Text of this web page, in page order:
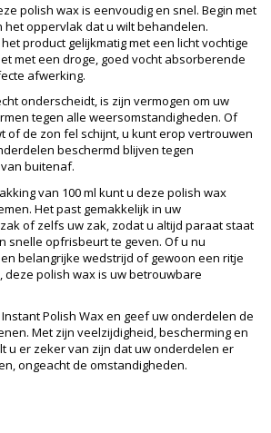
polish wax is eenvoudig en snel. Begin met
het oppervlak dat u wilt behandelen.
product gelijkmatig met een licht vochtige
met een droge, goed vocht absorberende
afwerking.
onderscheidt, is zijn vermogen om uw
tegen alle weersomstandigheden. Of
of de zon fel schijnt, u kunt erop vertrouwen
beschermd blijven tegen
buitenaf.
van 100 ml kunt u deze polish wax
Het past gemakkelijk in uw
of zelfs uw zak, zodat u altijd paraat staat
snelle opfrisbeurt te geven. Of u nu
belangrijke wedstrijd of gewoon een ritje
deze polish wax is uw betrouwbare
Polish Wax en geef uw onderdelen de
Met zijn veelzijdigheid, bescherming en
u er zeker van zijn dat uw onderdelen er
ongeacht de omstandigheden.